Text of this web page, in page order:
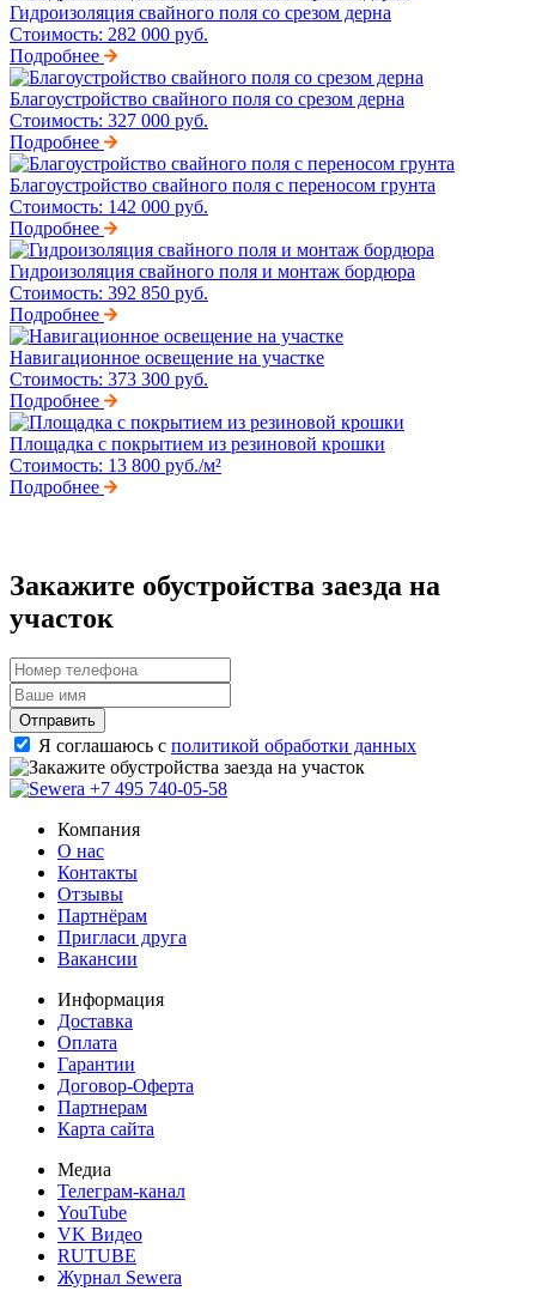
Гидроизоляция свайного поля со срезом дерна
Стоимость: 282 000 руб.
Подробнее
Благоустройство свайного поля со срезом дерна
Стоимость: 327 000 руб.
Подробнее
Благоустройство свайного поля с переносом грунта
Стоимость: 142 000 руб.
Подробнее
Гидроизоляция свайного поля и монтаж бордюра
Стоимость: 392 850 руб.
Подробнее
Навигационное освещение на участке
Стоимость: 373 300 руб.
Подробнее
Площадка с покрытием из резиновой крошки
Стоимость: 13 800 руб./м²
Подробнее
Закажите обустройства заезда на
участок
Отправить
Я соглашаюсь с политикой обработки данных
+7 495 740-05-58
Компания
О нас
Контакты
Отзывы
Партнёрам
Пригласи друга
Вакансии
Информация
Доставка
Оплата
Гарантии
Договор-Оферта
Партнерам
Карта сайта
Медиа
Телеграм-канал
YouTube
VK Видео
RUTUBE
Журнал Sewera